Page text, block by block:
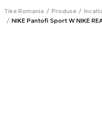
Tike Romania Produse
NIKE Pantofi Sport W NIKE